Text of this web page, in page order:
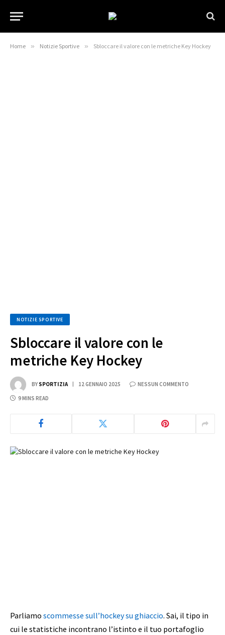
Home » Notizie Sportive » Sbloccare il valore con le metriche Key Hockey
NOTIZIE SPORTIVE
Sbloccare il valore con le
metriche Key Hockey
BY SPORTIZIA 12 GENNAIO 2025 NESSUN COMMENTO
9 MINS READ
Parliamo scommesse sull’hockey su ghiaccio. Sai, il tipo in
cui le statistiche incontrano l’istinto e il tuo portafoglio